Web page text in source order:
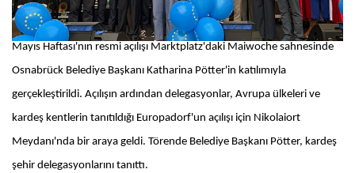
Mayıs Haftası'nın resmi açılışı Marktplatz'daki Maiwoche sahnesinde
Osnabrück Belediye Başkanı Katharina Pötter'in katılımıyla
gerçekleştirildi. Açılışın ardından delegasyonlar, Avrupa ülkeleri ve
kardeş kentlerin tanıtıldığı Europadorf'un açılışı için Nikolaiort
Meydanı'nda bir araya geldi. Törende Belediye Başkanı Pötter, kardeş
şehir delegasyonlarını tanıttı.